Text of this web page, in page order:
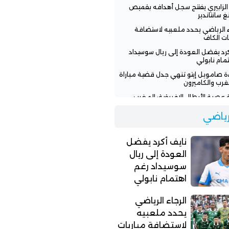
الزابيري يفتتح سجل أهدافه بقميص
سانتاندير
الرياضي يحدد ملعبيه لاستضافة
الكاف
يفضل العودة إلى ريال سوسيداد
نابولي
صامويل إيتو تنهي جدل قضية مباراة
والكاميرون
عصبة الأبطال الإفريقية: المغرب
مؤثرة وينضم للأهلي المصري
نايف أكرد يفضل
العودة إلى ريال
سوسيداد رغم
اهتمام نابولي
الرجاء الرياضي
يحدد ملعبيه
لاستضافة مباريات